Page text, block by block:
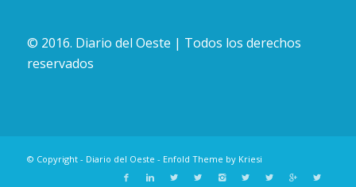
© 2016. Diario del Oeste | Todos los derechos
reservados
© Copyright - Diario del Oeste - Enfold Theme by Kriesi